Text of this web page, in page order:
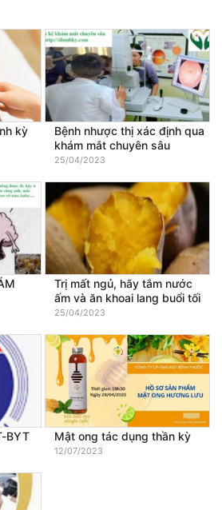
kỳ
Bệnh nhược thị xác định qua
khám mắt chuyên sâu
25/04/2023
Trị mất ngủ, hãy tắm nước
ấm và ăn khoai lang buổi tối
25/04/2023
BYT Mật ong tác dụng thần kỳ
12/07/2023